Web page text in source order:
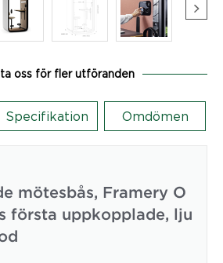
oss för fler utföranden
Specifikation Omdömen
mötesbås, Framery O
första uppkopplade, lju